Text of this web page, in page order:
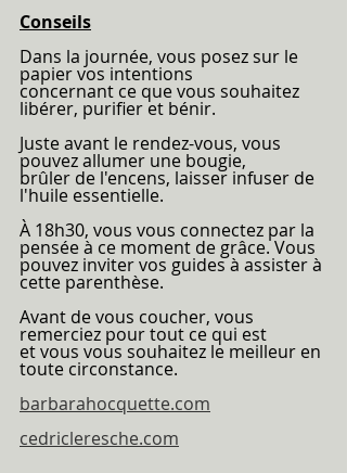
Conseils
Dans la journée, vous posez sur le
papier vos intentions
concernant ce que vous souhaitez
libérer, purifier et bénir.
Juste avant le rendez-vous, vous
pouvez allumer une bougie,
brûler de l'encens, laisser infuser de
l'huile essentielle.
À 18h30, vous vous connectez par la
pensée à ce moment de grâce. Vous
pouvez inviter vos guides à assister à
cette parenthèse.
Avant de vous coucher, vous
remerciez pour tout ce qui est
et vous vous souhaitez le meilleur en
toute circonstance.
barbarahocquette.com
cedricleresche.com